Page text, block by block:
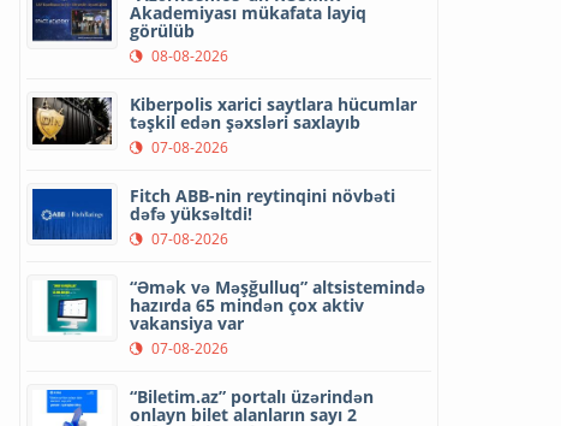
Akademiyası mükafata layiq
görülüb
08-08-2026
Kiberpolis xarici saytlara hücumlar
təşkil edən şəxsləri saxlayıb
07-08-2026
Fitch ABB-nin reytinqini növbəti
dəfə yüksəltdi!
07-08-2026
“Əmək və Məşğulluq” altsistemində
hazırda 65 mindən çox aktiv
vakansiya var
07-08-2026
“Biletim.az” portalı üzərindən
onlayn bilet alanların sayı 2